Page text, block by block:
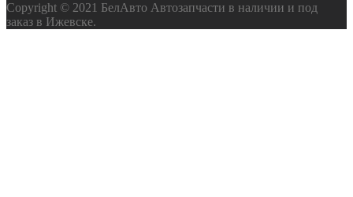
Copyright © 2021 БелАвто Автозапчасти в наличии и под
заказ в Ижевске.